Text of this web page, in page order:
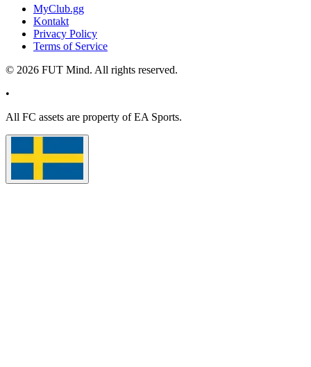
MyClub.gg
Kontakt
Privacy Policy
Terms of Service
© 2026 FUT Mind. All rights reserved.
•
All FC assets are property of EA Sports.